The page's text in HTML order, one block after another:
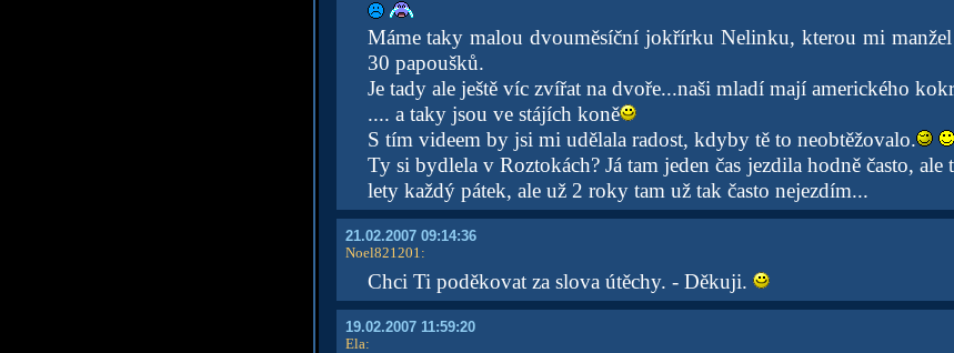
Máme taky malou dvouměsíční jokřírku Nelinku, kterou mi
30 papoušků.
Je tady ale ještě víc zvířat na dvoře...naši mladí mají amerického
.... a taky jsou ve stájích koně
S tím videem by jsi mi udělala radost, kdyby tě to neobtěžovalo.
Ty si bydlela v Roztokách? Já tam jeden čas jezdila hodně často,
lety každý pátek, ale už 2 roky tam už tak často nejezdím...
21.02.2007 09:14:36
Noel821201:
Chci Ti poděkovat za slova útěchy. - Děkuji.
19.02.2007 11:59:20
Ela: